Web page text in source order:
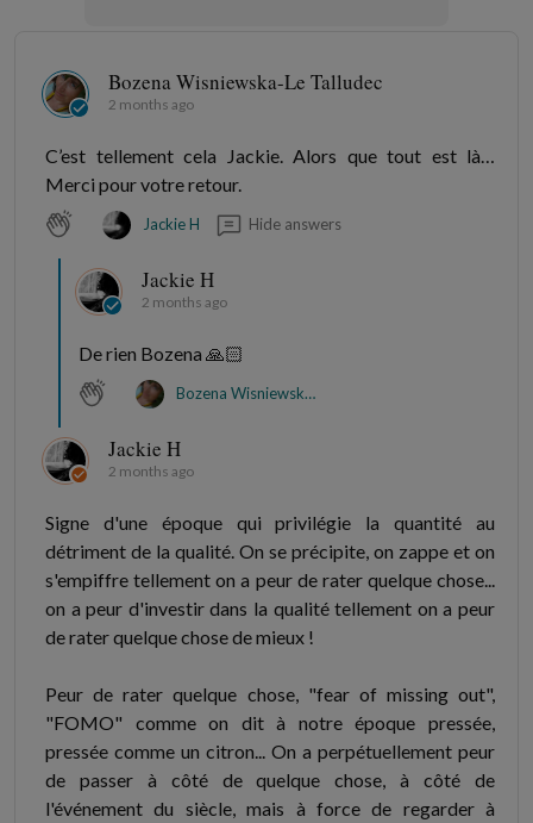
Bozena Wisniewska-Le Talludec
2 months ago
C’est tellement cela Jackie. Alors que tout est là…
Merci pour votre retour.
Jackie H Hide answers
Jackie H
2 months ago
De rien Bozena 🙏🏻
Bozena Wisniewska-Le Talludec
Jackie H
2 months ago
Signe d'une époque qui privilégie la quantité au
détriment de la qualité. On se précipite, on zappe et on
s'empiffre tellement on a peur de rater quelque chose...
on a peur d'investir dans la qualité tellement on a peur
de rater quelque chose de mieux !
Peur de rater quelque chose, "fear of missing out",
"FOMO" comme on dit à notre époque pressée,
pressée comme un citron... On a perpétuellement peur
de passer à côté de quelque chose, à côté de
l'événement du siècle, mais à force de regarder à